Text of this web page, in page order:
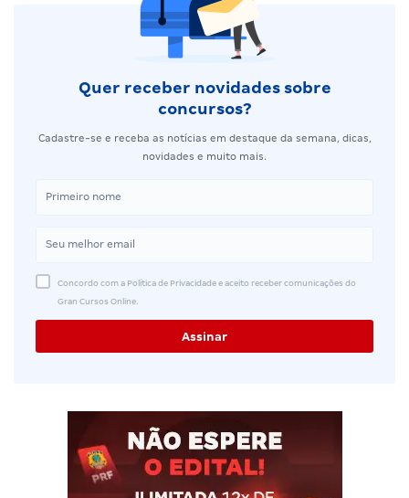
Quer receber novidades sobre
concursos?
Cadastre-se e receba as notícias em destaque da semana, dicas,
novidades e muito mais.
Concordo com a Política de Privacidade e aceito receber comunicações do
Gran Cursos Online.